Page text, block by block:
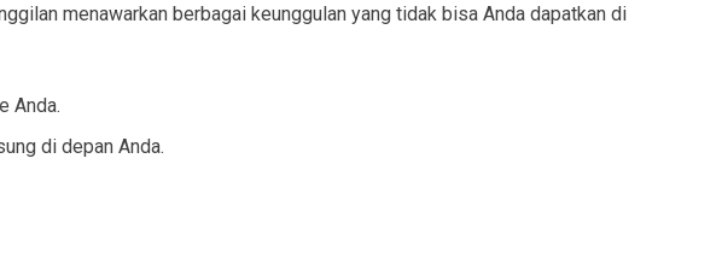
menawarkan berbagai keunggulan yang tidak bisa Anda dapatkan di
Anda.
di depan Anda.